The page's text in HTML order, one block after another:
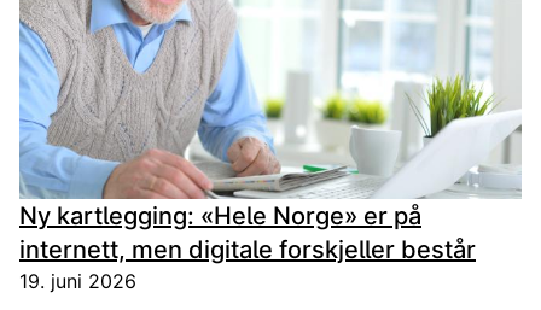
Ny kartlegging: «Hele Norge» er på
internett, men digitale forskjeller består
19. juni 2026